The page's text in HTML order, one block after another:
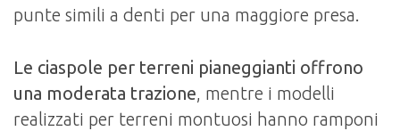
punte simili a denti per una maggiore presa.
Le ciaspole per terreni pianeggianti offrono
una moderata trazione, mentre i modelli
realizzati per terreni montuosi hanno ramponi